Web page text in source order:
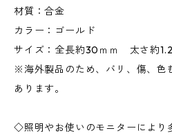
材質：合金
カラー：ゴールド
サイズ：全長約30ｍｍ 太さ約1.2
※海外製品のため、バリ、傷、色
あります。
◇照明やお使いのモニターにより